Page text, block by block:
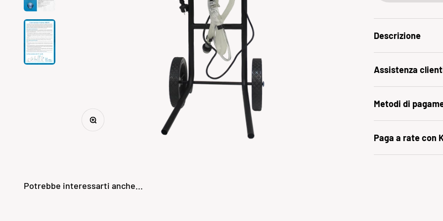
Ingrandisci immagine
Descrizione
Assistenza
Metodi di
Paga a rate con